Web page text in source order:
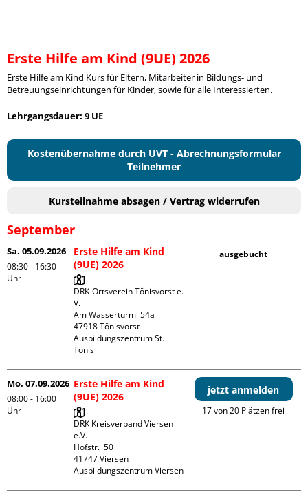
Erste Hilfe am Kind (9UE) 2026
Erste Hilfe am Kind Kurs für Eltern, Mitarbeiter in Bildungs- und
Betreuungseinrichtungen für Kinder, sowie für alle Interessierten.
Lehrgangsdauer: 9 UE
Kostenübernahme durch UVT - Abrechnungsformular
Teilnehmer
Kursteilnahme absagen / Vertrag widerrufen
September
Sa. 05.09.2026
08:30 - 16:30
Uhr
Erste Hilfe am Kind
(9UE) 2026
DRK-Ortsverein Tönisvorst e.
V.
Am Wasserturm  54a
47918 Tönisvorst
Ausbildungszentrum St.
Tönis
ausgebucht
Mo. 07.09.2026
08:00 - 16:00
Uhr
Erste Hilfe am Kind
(9UE) 2026
DRK Kreisverband Viersen
e.V.
Hofstr.  50
41747 Viersen
Ausbildungszentrum Viersen
jetzt anmelden
17 von 20 Plätzen frei